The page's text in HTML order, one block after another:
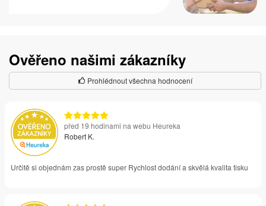
Ověřeno našimi zákazníky
Prohlédnout všechna hodnocení
před 19 hodinami na webu Heureka
Robert K.
Určitě si objednám zas prostě super Rychlost dodání a skvělá kvalita tisku